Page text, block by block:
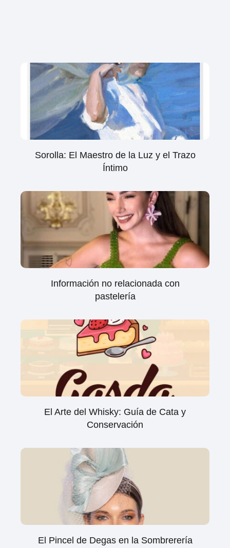
Sorolla: El Maestro de la Luz y el Trazo
Íntimo
Información no relacionada con
pastelería
El Arte del Whisky: Guía de Cata y
Conservación
El Pincel de Degas en la Sombrerería